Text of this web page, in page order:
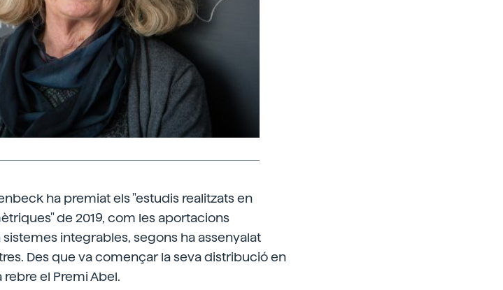
ha premiat els "estudis realitzats en
de 2019, com les aportacions
integrables, segons ha assenyalat
Des que va començar la seva distribució en
el Premi Abel.